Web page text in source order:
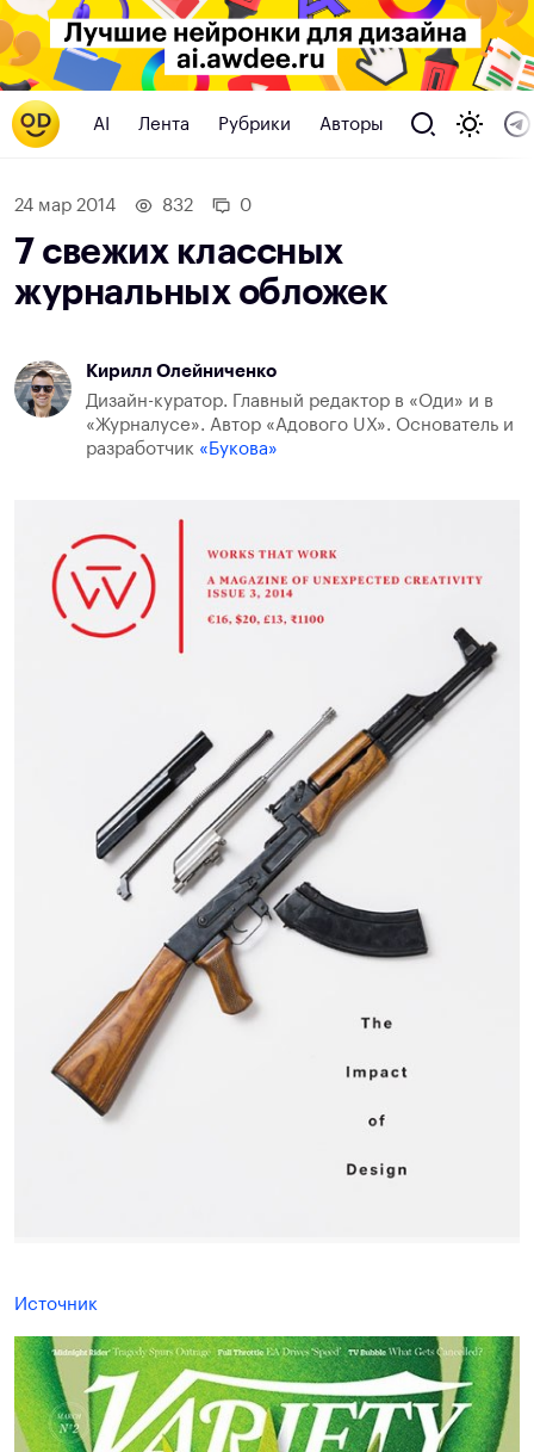
AI Лента Рубрики Авторы
24 мар 2014 832 0
7 свежих классных
журнальных обложек
Кирилл Олейниченко
Дизайн-куратор. Главный редактор в «Оди» и в
«Журналусе». Автор «Адового UX». Основатель и
разработчик «Букова»
Источник